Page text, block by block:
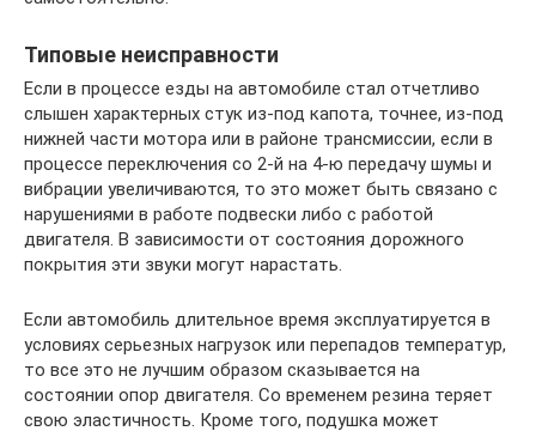
Типовые неисправности
Если в процессе езды на автомобиле стал отчетливо
слышен характерных стук из-под капота, точнее, из-под
нижней части мотора или в районе трансмиссии, если в
процессе переключения со 2-й на 4-ю передачу шумы и
вибрации увеличиваются, то это может быть связано с
нарушениями в работе подвески либо с работой
двигателя. В зависимости от состояния дорожного
покрытия эти звуки могут нарастать.
Если автомобиль длительное время эксплуатируется в
условиях серьезных нагрузок или перепадов температур,
то все это не лучшим образом сказывается на
состоянии опор двигателя. Со временем резина теряет
свою эластичность. Кроме того, подушка может